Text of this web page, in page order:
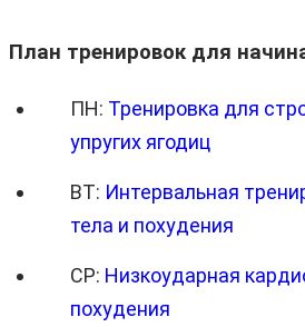
План тренировок для
ПН: Тренировка для
упругих ягодиц
ВТ: Интервальная
тела и похудения
СР: Низкоударная
похудения